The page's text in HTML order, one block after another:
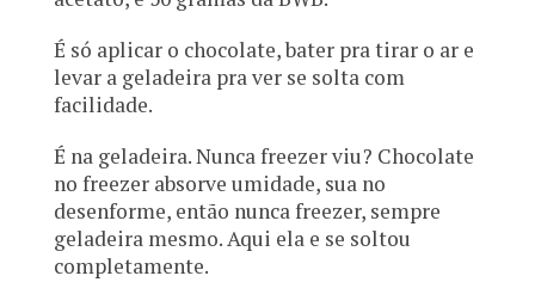
É só aplicar o chocolate, bater pra tirar o ar e
levar a geladeira pra ver se solta com
facilidade.
É na geladeira. Nunca freezer viu? Chocolate
no freezer absorve umidade, sua no
desenforme, então nunca freezer, sempre
geladeira mesmo. Aqui ela e se soltou
completamente.